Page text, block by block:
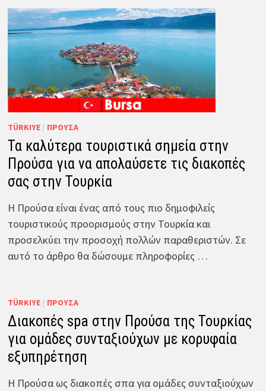
TÜRKIYE/ ΠΡΟΎΣΑ
Τα καλύτερα τουριστικά σημεία στην
Προύσα για να απολαύσετε τις διακοπές
σας στην Τουρκία
Η Προύσα είναι ένας από τους πιο δημοφιλείς
τουριστικούς προορισμούς στην Τουρκία και
προσελκύει την προσοχή πολλών παραθεριστών. Σε
αυτό το άρθρο θα δώσουμε πληροφορίες …
TÜRKIYE/ ΠΡΟΎΣΑ
Διακοπές spa στην Προύσα της Τουρκίας
για ομάδες συνταξιούχων με κορυφαία
εξυπηρέτηση
Η Προύσα ως διακοπές σπα για ομάδες συνταξιούχων